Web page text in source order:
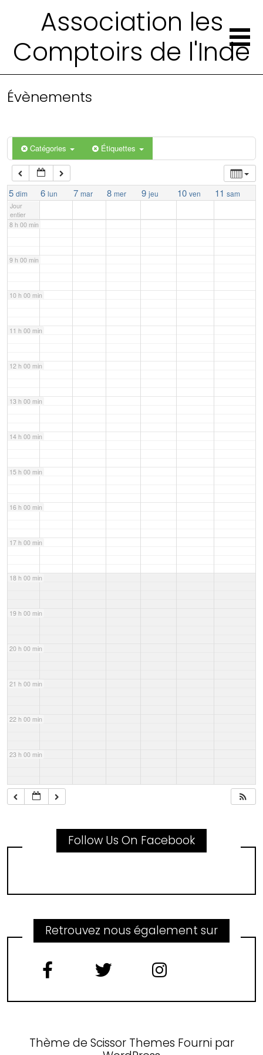
Association les
Comptoirs de l'Inde
Évènements
Catégories Étiquettes
5 dim 6 lun 7 mar 8 mer 9 jeu 10 ven 11 sam
Jour
entier
3 h 00 min
6 h 00 min
7 h 00 min
8 h 00 min
9 h 00 min
10 h 00 min
11 h 00 min
12 h 00 min
13 h 00 min
14 h 00 min
15 h 00 min
16 h 00 min
17 h 00 min
18 h 00 min
19 h 00 min
20 h 00 min
21 h 00 min
22 h 00 min
23 h 00 min
Follow Us On Facebook
Retrouvez nous également sur
Thème de Scissor Themes Fourni par